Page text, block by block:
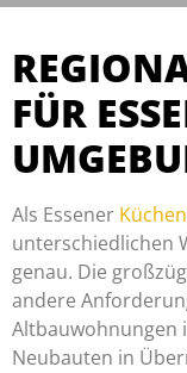
FÜR
Als Essener
unterschiedlichen
genau. Die
andere
Altbauwohnungen
Neubauten in